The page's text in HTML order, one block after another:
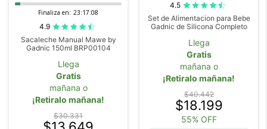
Finaliza en: 23:17:07
4.9
Sacaleche Manual Mawe by
Gadnic 150ml BRP00104
Llega
Gratis
mañana o
¡Retiralo mañana!
$30.331
4.5
Set de Alimentacion para Bebe
Gadnic de Silicona Completo
Llega
Gratis
mañana o
¡Retiralo mañana!
$40.442
$18.199
55% OFF